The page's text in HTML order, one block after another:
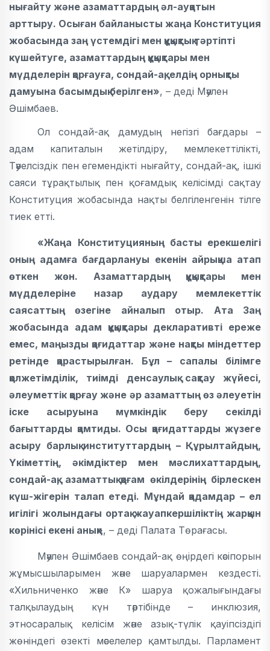
нығайту және азаматтардың әл-ауқатын
арттыру. Осыған байланысты жаңа Конституция
жобасында заң үстемдігі мен құқықтық тәртіпті
күшейтуге, азаматтардың құқықтары мен
мүдделерін қорғауға, сондай-ақ, елдің орнықты
дамуына басымдық берілген», – деді Мәулен
Әшімбаев.
Ол сондай-ақ дамудың негізгі бағдары –
адам капиталын жетілдіру, мемлекеттілікті,
Тәуелсіздік пен егемендікті нығайту, сондай-ақ, ішкі
саяси тұрақтылық пен қоғамдық келісімді сақтау
Конституция жобасында нақты белгіленгенін тілге
тиек етті.
«Жаңа Конституцияның басты ерекшелігі
оның адамға бағдарлануы екенін айрықша атап
өткен жөн. Азаматтардың құқықтары мен
мүдделеріне назар аудару мемлекеттік
саясаттың өзегіне айналып отыр. Ата Заң
жобасында адам құқықтары декларативті ереже
емес, маңызды қағидаттар және нақты міндеттер
ретінде қарастырылған. Бұл – сапалы білімге
қолжетімділік, тиімді денсаулық сақтау жүйесі,
әлеуметтік қорғау және әр азаматтың өз әлеуетін
іске асыруына мүмкіндік беру секілді
бағыттарды қамтиды. Осы қағидаттарды жүзеге
асыру барлық институттардың – Құрылтайдың,
Үкіметтің, әкімдіктер мен мәслихаттардың,
сондай-ақ, азаматтық қоғам өкілдерінің бірлескен
күш-жігерін талап етеді. Мұндай қадамдар – ел
игілігі жолындағы ортақ жауапкершіліктің жарқын
көрінісі екені анық», – деді Палата Төрағасы.
Мәулен Әшімбаев сондай-ақ өңірдегі кәсіпорын
жұмысшыларымен және шаруалармен кездесті.
«Хильниченко және К» шаруа қожалығындағы
талқылаудың күн тәртібінде – инклюзия,
этносаралық келісім және азық-түлік қауіпсіздігі
жөніндегі өзекті мәселелер қамтылды. Парламент